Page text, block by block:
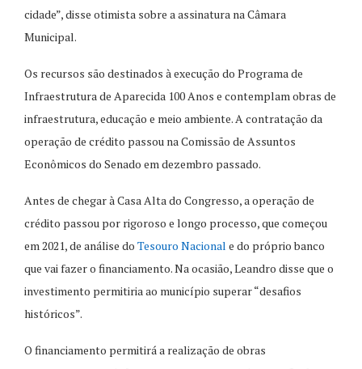
cidade”, disse otimista sobre a assinatura na Câmara
Municipal.
Os recursos são destinados à execução do Programa de
Infraestrutura de Aparecida 100 Anos e contemplam obras de
infraestrutura, educação e meio ambiente. A contratação da
operação de crédito passou na Comissão de Assuntos
Econômicos do Senado em dezembro passado.
Antes de chegar à Casa Alta do Congresso, a operação de
crédito passou por rigoroso e longo processo, que começou
em 2021, de análise do Tesouro Nacional e do próprio banco
que vai fazer o financiamento. Na ocasião, Leandro disse que o
investimento permitiria ao município superar “desafios
históricos”.
O financiamento permitirá a realização de obras